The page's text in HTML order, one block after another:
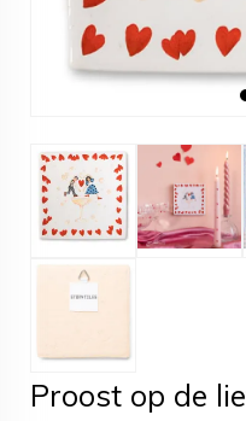
Proost op de